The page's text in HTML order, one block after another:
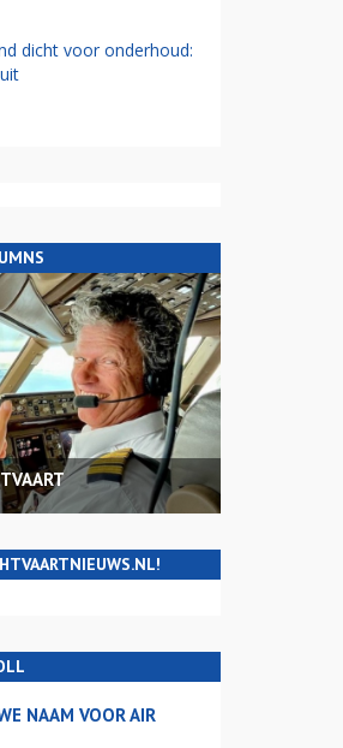
dicht voor onderhoud:
NAAM VOOR AIR